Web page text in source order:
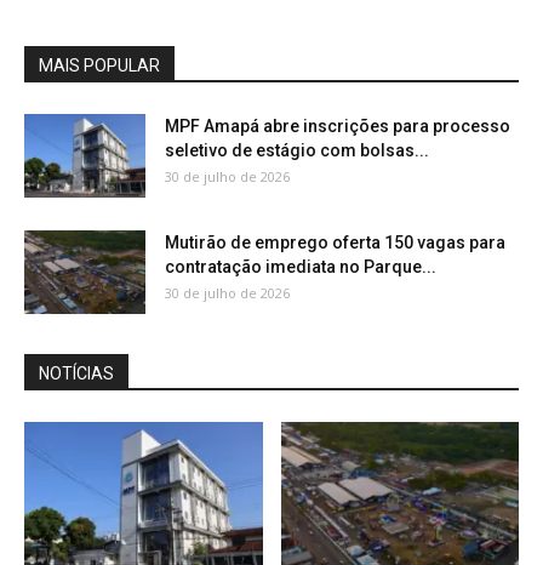
MAIS POPULAR
MPF Amapá abre inscrições para processo
seletivo de estágio com bolsas...
30 de julho de 2026
Mutirão de emprego oferta 150 vagas para
contratação imediata no Parque...
30 de julho de 2026
NOTÍCIAS